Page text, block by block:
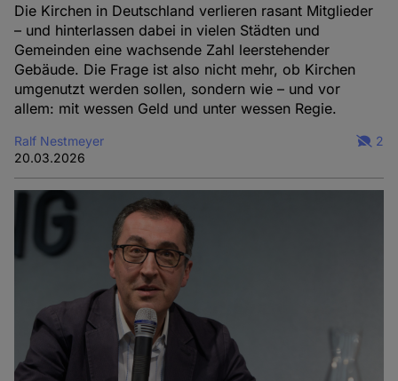
Die Kirchen in Deutschland verlieren rasant Mitglieder
– und hinterlassen dabei in vielen Städten und
Gemeinden eine wachsende Zahl leerstehender
Gebäude. Die Frage ist also nicht mehr, ob Kirchen
umgenutzt werden sollen, sondern wie – und vor
allem: mit wessen Geld und unter wessen Regie.
Ralf Nestmeyer
20.03.2026
2